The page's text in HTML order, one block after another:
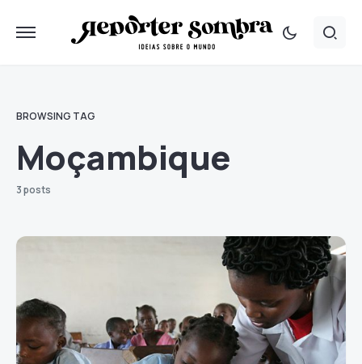
BROWSING TAG
Moçambique
3 posts